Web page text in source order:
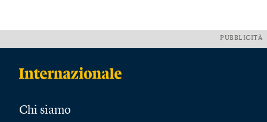
PUBBLICITÀ
Chi siamo